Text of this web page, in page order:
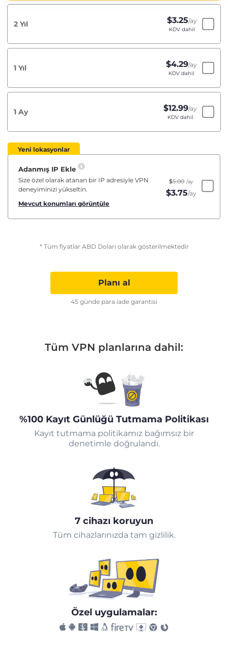
2 Yıl $3.25/ay
KDV dahil
1 Yıl $4.29/ay
KDV dahil
1 Ay $12.99/ay
KDV dahil
Yeni lokasyonlar
Adanmış IP Ekle
Size özel olarak atanan bir IP adresiyle VPN
deneyiminizi yükseltin.
Mevcut konumları görüntüle
$5.00 /ay
$3.75/ay
* Tüm fiyatlar ABD Doları olarak gösterilmektedir
Planı al
45 günde para iade garantisi
Tüm VPN planlarına dahil:
%100 Kayıt Günlüğü Tutmama Politikası
Kayıt tutmama politikamız bağımsız bir
denetimle doğrulandı.
7 cihazı koruyun
Tüm cihazlarınızda tam gizlilik.
Özel uygulamalar: